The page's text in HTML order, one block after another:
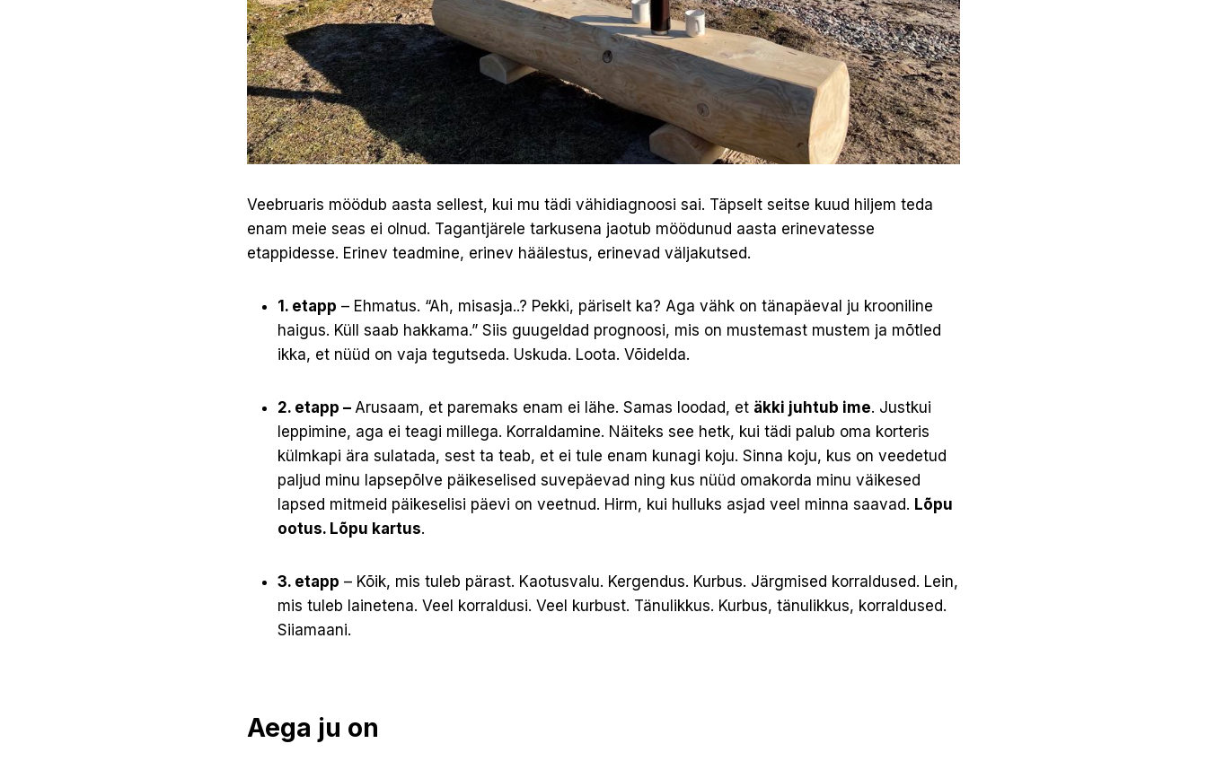
Veebruaris möödub aasta sellest, kui mu tädi vähidiagnoosi sai. Täpselt seitse kuud hiljem teda
enam meie seas ei olnud. Tagantjärele tarkusena jaotub möödunud aasta erinevatesse
etappidesse. Erinev teadmine, erinev häälestus, erinevad väljakutsed.
1. etapp – Ehmatus. “Ah, misasja..? Pekki, päriselt ka? Aga vähk on tänapäeval ju krooniline
haigus. Küll saab hakkama.” Siis guugeldad prognoosi, mis on mustemast mustem ja mõtled
ikka, et nüüd on vaja tegutseda. Uskuda. Loota. Võidelda.
2. etapp – Arusaam, et paremaks enam ei lähe. Samas loodad, et äkki juhtub ime. Justkui
leppimine, aga ei teagi millega. Korraldamine. Näiteks see hetk, kui tädi palub oma korteris
külmkapi ära sulatada, sest ta teab, et ei tule enam kunagi koju. Sinna koju, kus on veedetud
paljud minu lapsepõlve päikeselised suvepäevad ning kus nüüd omakorda minu väikesed
lapsed mitmeid päikeselisi päevi on veetnud. Hirm, kui hulluks asjad veel minna saavad. Lõpu
ootus. Lõpu kartus.
3. etapp – Kõik, mis tuleb pärast. Kaotusvalu. Kergendus. Kurbus. Järgmised korraldused. Lein,
mis tuleb lainetena. Veel korraldusi. Veel kurbust. Tänulikkus. Kurbus, tänulikkus, korraldused.
Siiamaani.
Aega ju on